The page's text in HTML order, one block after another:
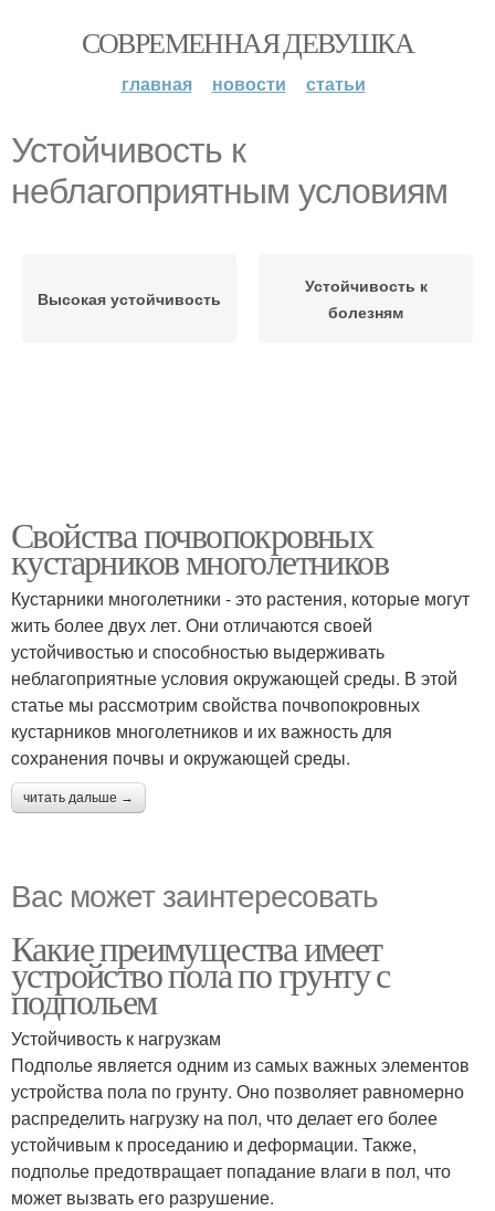
СОВРЕМЕННАЯ ДЕВУШКА
главная новости статьи
Устойчивость к
неблагоприятным условиям
Высокая устойчивость
Устойчивость к
болезням
Свойства почвопокровных
кустарников многолетников
Кустарники многолетники - это растения, которые могут
жить более двух лет. Они отличаются своей
устойчивостью и способностью выдерживать
неблагоприятные условия окружающей среды. В этой
статье мы рассмотрим свойства почвопокровных
кустарников многолетников и их важность для
сохранения почвы и окружающей среды.
читать дальше →
Вас может заинтересовать
Какие преимущества имеет
устройство пола по грунту с
подпольем
Устойчивость к нагрузкам
Подполье является одним из самых важных элементов
устройства пола по грунту. Оно позволяет равномерно
распределить нагрузку на пол, что делает его более
устойчивым к проседанию и деформации. Также,
подполье предотвращает попадание влаги в пол, что
может вызвать его разрушение.